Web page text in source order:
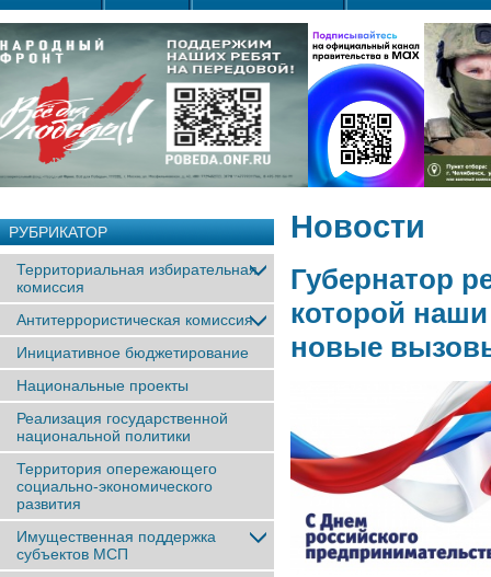
РУБРИКАТОР
Территориальная избирательная
комиссия
Антитеррористическая комиссия
Инициативное бюджетирование
Национальные проекты
Реализация государственной
национальной политики
Территория опережающего
социально-экономического
развития
Имущественная поддержка
субъектов МСП
Новости
Губернатор
которой
новые